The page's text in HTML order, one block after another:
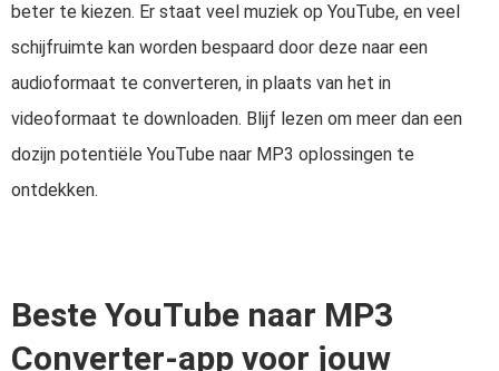
beter te kiezen. Er staat veel muziek op YouTube, en veel
schijfruimte kan worden bespaard door deze naar een
audioformaat te converteren, in plaats van het in
videoformaat te downloaden. Blijf lezen om meer dan een
dozijn potentiële YouTube naar MP3 oplossingen te
ontdekken.
Beste YouTube naar MP3
Converter-app voor jouw